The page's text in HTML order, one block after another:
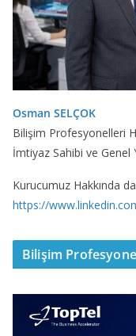
Osman SELÇOK
Bilişim Profesyonelleri
İmtiyaz Sahibi ve Genel
Kurucumuz Hakkında
https://
Bilişim